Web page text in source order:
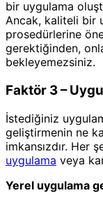
bir uygulama
Ancak, kaliteli bir
prosedürlerine
gerektiğinden,
bekleyemezsiniz.
Faktör 3 –
İstediğiniz
geliştirmenin ne
imkansızdır. Her
uygulama veya
Yerel uygulama